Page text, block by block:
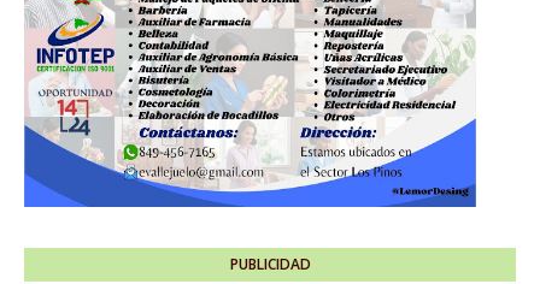
PUBLICIDAD